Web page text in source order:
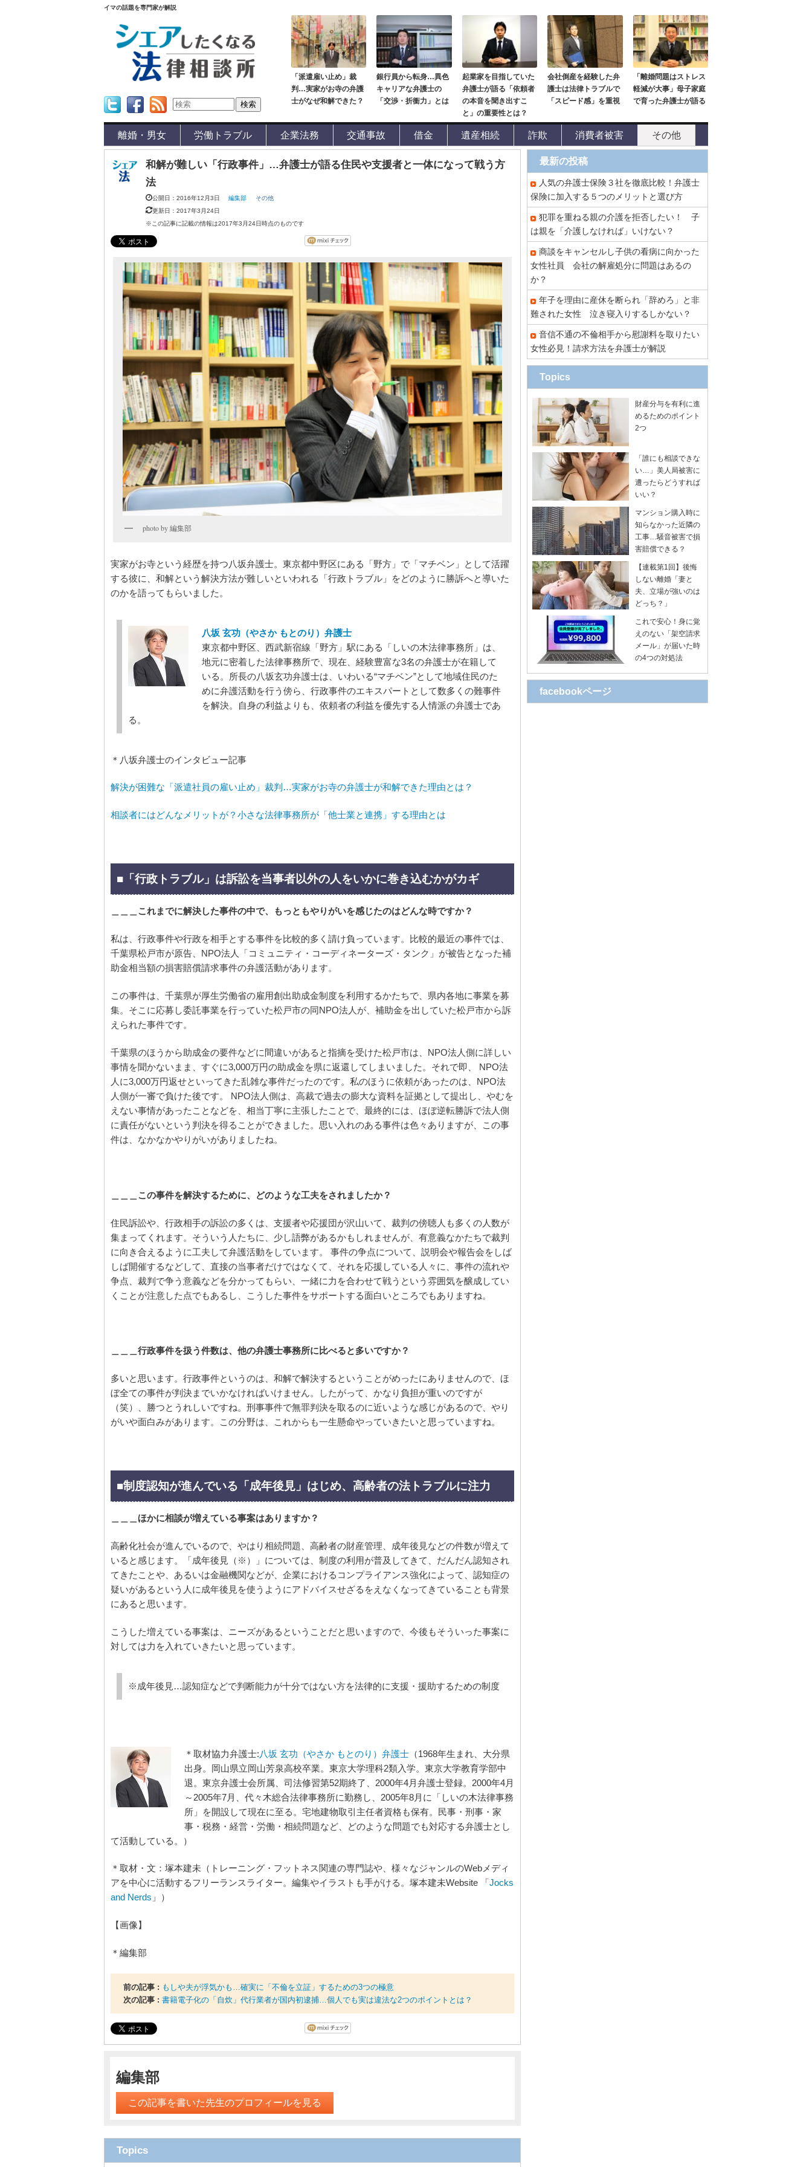
イマの話題を専門家が解説
「派遣雇い止め」裁
判…実家がお寺の弁護
士がなぜ和解できた？
銀行員から転身…異色
キャリアな弁護士の
「交渉・折衝力」とは
起業家を目指していた
弁護士が語る「依頼者
の本音を聞き出すこ
と」の重要性とは？
会社倒産を経験した弁
護士は法律トラブルで
「スピード感」を重視
「離婚問題はストレス
軽減が大事」母子家庭
で育った弁護士が語る
離婚・男女 労働トラブル 企業法務 交通事故 借金 遺産相続 詐欺 消費者被害 その他
和解が難しい「行政事件」…弁護士が語る住民や支援者と一体になって戦う方
法
公開日：2016年12月3日 編集部
その他
更新日：2017年3月24日
※この記事に記載の情報は2017年3月24日時点のものです
photo by 編集部
実家がお寺という経歴を持つ八坂弁護士。東京都中野区にある「野方」で「マチベン」として活躍
する彼に、和解という解決方法が難しいといわれる「行政トラブル」をどのように勝訴へと導いた
のかを語ってもらいました。
八坂 玄功（やさか もとのり）弁護士
東京都中野区、西武新宿線「野方」駅にある「しいの木法律事務所」は、
地元に密着した法律事務所で、現在、経験豊富な3名の弁護士が在籍して
いる。所長の八坂玄功弁護士は、いわいる“マチベン”として地域住民のた
めに弁護活動を行う傍ら、行政事件のエキスパートとして数多くの難事件
を解決。自身の利益よりも、依頼者の利益を優先する人情派の弁護士であ
る。
＊八坂弁護士のインタビュー記事
解決が困難な「派遣社員の雇い止め」裁判…実家がお寺の弁護士が和解できた理由とは？
相談者にはどんなメリットが？小さな法律事務所が「他士業と連携」する理由とは
■「行政トラブル」は訴訟を当事者以外の人をいかに巻き込むかがカギ
＿＿＿これまでに解決した事件の中で、もっともやりがいを感じたのはどんな時ですか？
私は、行政事件や行政を相手とする事件を比較的多く請け負っています。比較的最近の事件では、
千葉県松戸市が原告、NPO法人「コミュニティ・コーディネーターズ・タンク」が被告となった補
助金相当額の損害賠償請求事件の弁護活動があります。
この事件は、千葉県が厚生労働省の雇用創出助成金制度を利用するかたちで、県内各地に事業を募
集。そこに応募し委託事業を行っていた松戸市の同NPO法人が、補助金を出していた松戸市から訴
えられた事件です。
千葉県のほうから助成金の要件などに間違いがあると指摘を受けた松戸市は、NPO法人側に詳しい
事情を聞かないまま、すぐに3,000万円の助成金を県に返還してしまいました。それで即、 NPO法
人に3,000万円返せといってきた乱雑な事件だったのです。私のほうに依頼があったのは、NPO法
人側が一審で負けた後です。 NPO法人側は、高裁で過去の膨大な資料を証拠として提出し、やむを
えない事情があったことなどを、相当丁寧に主張したことで、最終的には、ほぼ逆転勝訴で法人側
に責任がないという判決を得ることができました。思い入れのある事件は色々ありますが、この事
件は、なかなかやりがいがありましたね。
＿＿＿この事件を解決するために、どのような工夫をされましたか？
住民訴訟や、行政相手の訴訟の多くは、支援者や応援団が沢山いて、裁判の傍聴人も多くの人数が
集まってくれます。そういう人たちに、少し語弊があるかもしれませんが、有意義なかたちで裁判
に向き合えるように工夫して弁護活動をしています。 事件の争点について、説明会や報告会をしば
しば開催するなどして、直接の当事者だけではなくて、それを応援している人々に、事件の流れや
争点、裁判で争う意義などを分かってもらい、一緒に力を合わせて戦うという雰囲気を醸成してい
くことが注意した点でもあるし、こうした事件をサポートする面白いところでもありますね。
＿＿＿行政事件を扱う件数は、他の弁護士事務所に比べると多いですか？
多いと思います。行政事件というのは、和解で解決するということがめったにありませんので、ほ
ぼ全ての事件が判決までいかなければいけません。したがって、かなり負担が重いのですが
（笑）、勝つとうれしいですね。刑事事件で無罪判決を取るのに近いような感じがあるので、やり
がいや面白みがあります。この分野は、これからも一生懸命やっていきたいと思っていますね。
■制度認知が進んでいる「成年後見」はじめ、高齢者の法トラブルに注力
＿＿＿ほかに相談が増えている事案はありますか？
高齢化社会が進んでいるので、やはり相続問題、高齢者の財産管理、成年後見などの件数が増えて
いると感じます。「成年後見（※）」については、制度の利用が普及してきて、だんだん認知され
てきたことや、あるいは金融機関などが、企業におけるコンプライアンス強化によって、認知症の
疑いがあるという人に成年後見を使うようにアドバイスせざるをえなくなってきていることも背景
にあると思います。
こうした増えている事案は、ニーズがあるということだと思いますので、今後もそういった事案に
対しては力を入れていきたいと思っています。
※成年後見…認知症などで判断能力が十分ではない方を法律的に支援・援助するための制度
＊取材協力弁護士:八坂 玄功（やさか もとのり）弁護士（1968年生まれ、大分県
出身。岡山県立岡山芳泉高校卒業。東京大学理科2類入学。東京大学教育学部中
退。東京弁護士会所属、司法修習第52期終了、2000年4月弁護士登録。2000年4月
～2005年7月、代々木総合法律事務所に勤務し、2005年8月に「しいの木法律事務
所」を開設して現在に至る。宅地建物取引主任者資格も保有。民事・刑事・家
事・税務・経営・労働・相続問題など、どのような問題でも対応する弁護士とし
て活動している。）
＊取材・文：塚本建未（トレーニング・フットネス関連の専門誌や、様々なジャンルのWebメディ
アを中心に活動するフリーランスライター。編集やイラストも手がける。塚本建未Website 「 Jocks
and Nerds 」）
【画像】
＊編集部
前の記事 : もしや夫が浮気かも…確実に「不倫を立証」するための3つの極意
次の記事 : 書籍電子化の「自炊」代行業者が国内初逮捕…個人でも実は違法な2つのポイントとは？
編集部
この記事を書いた先生のプロフィールを見る
Topics
最新の投稿
人気の弁護士保険３社を徹底比較！弁護士
保険に加入する５つのメリットと選び方
犯罪を重ねる親の介護を拒否したい！ 子
は親を「介護しなければ」いけない？
商談をキャンセルし子供の看病に向かった
女性社員 会社の解雇処分に問題はあるの
か？
年子を理由に産休を断られ「辞めろ」と非
難された女性 泣き寝入りするしかない？
音信不通の不倫相手から慰謝料を取りたい
女性必見！請求方法を弁護士が解説
Topics
財産分与を有利に進
めるためのポイント
2つ
「誰にも相談できな
い…」美人局被害に
遭ったらどうすれば
いい？
マンション購入時に
知らなかった近隣の
工事…騒音被害で損
害賠償できる？
【連載第1回】後悔
しない離婚「妻と
夫、立場が強いのは
どっち？」
これで安心！身に覚
えのない「架空請求
メール」が届いた時
の4つの対処法
facebookページ